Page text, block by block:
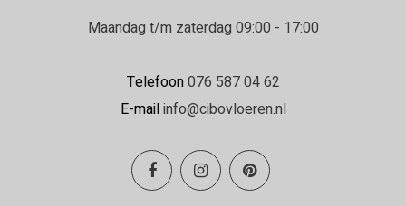
vloer, en de vloerenlegger was zeer deskundig
en heeft de vloer boven en beneden netjes
Maandag t/m zaterdag 09:00 - 17:00
Telefoon076 587 04 62
E-mailinfo@cibovloeren.nl